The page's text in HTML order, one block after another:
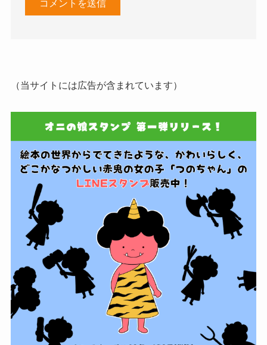
（当サイトには広告が含まれています）